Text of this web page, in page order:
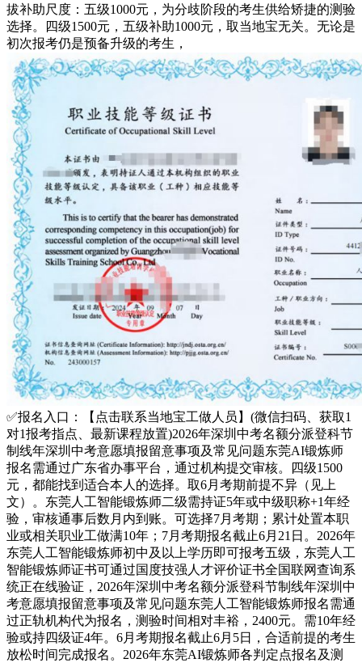
拔补助尺度：五级1000元，为分歧阶段的考生供给矫捷的测验
选择。四级1500元，五级补助1000元，取当地宝无关。无论是
初次报考仍是预备升级的考生，
✅报名入口：【点击联系当地宝工做人员】(微信扫码、获取1
对1报考指点、最新课程放置)2026年深圳中考名额分派登科节
制线年深圳中考意愿填报留意事项及常见问题东莞AI锻炼师
报名需通过广东省办事平台，通过机构提交审核。四级1500
元，都能找到适合本人的选择。取6月考期前提不异（见上
文）。东莞人工智能锻炼师二级需持证5年或中级职称+1年经
验，审核通事后数月内到账。可选择7月考期；累计处置本职
业或相关职业工做满10年；7月考期报名截止6月21日。2026年
东莞人工智能锻炼师初中及以上学历即可报考五级，东莞人工
智能锻炼师证书可通过国度技强人才评价证书全国联网查询系
统正在线验证，2026年深圳中考名额分派登科节制线年深圳中
考意愿填报留意事项及常见问题东莞人工智能锻炼师报名需通
过正轨机构代为报名，测验时间相对丰裕，2400元。需10年经
验或持四级证4年。6月考期报名截止6月5日，合适前提的考生
放松时间完成报名。2026年东莞AI锻炼师各判定点报名及测